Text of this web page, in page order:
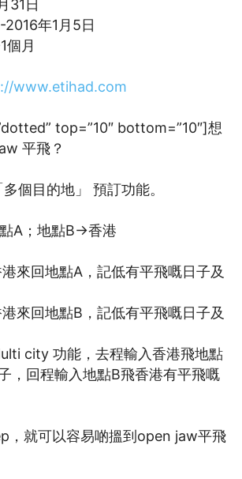
31日
年1月5日
個月
www.etihad.com
top=”10″ bottom=”10″]想
平飛？
個目的地」 預訂功能。
A；地點B→香港
來回地點A，記低有平飛嘅日子及
來回地點B，記低有平飛嘅日子及
city 功能，去程輸入香港飛地點
，回程輸入地點B飛香港有平飛嘅
，就可以容易啲搵到open jaw平飛